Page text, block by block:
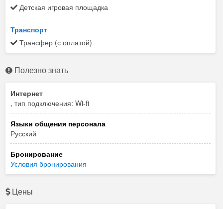
Детская игровая площадка
Транспорт
Трансфер (с оплатой)
Полезно знать
Интернет
, тип подключения: Wi-fi
Языки общения персонала
Русский
Бронирование
Условия бронирования
Цены